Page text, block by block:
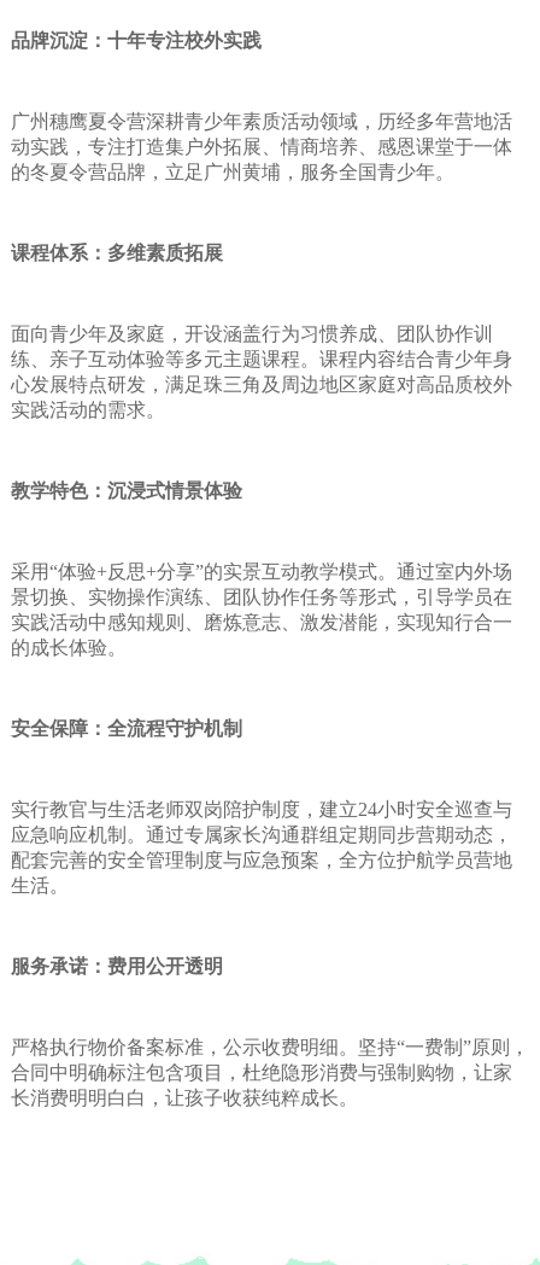
品牌沉淀：十年专注校外实践
广州穗鹰夏令营深耕青少年素质活动领域，历经多年营地活
动实践，专注打造集户外拓展、情商培养、感恩课堂于一体
的冬夏令营品牌，立足广州黄埔，服务全国青少年。
课程体系：多维素质拓展
面向青少年及家庭，开设涵盖行为习惯养成、团队协作训
练、亲子互动体验等多元主题课程。课程内容结合青少年身
心发展特点研发，满足珠三角及周边地区家庭对高品质校外
实践活动的需求。
教学特色：沉浸式情景体验
采用“体验+反思+分享”的实景互动教学模式。通过室内外场
景切换、实物操作演练、团队协作任务等形式，引导学员在
实践活动中感知规则、磨炼意志、激发潜能，实现知行合一
的成长体验。
安全保障：全流程守护机制
实行教官与生活老师双岗陪护制度，建立24小时安全巡查与
应急响应机制。通过专属家长沟通群组定期同步营期动态，
配套完善的安全管理制度与应急预案，全方位护航学员营地
生活。
服务承诺：费用公开透明
严格执行物价备案标准，公示收费明细。坚持“一费制”原则，
合同中明确标注包含项目，杜绝隐形消费与强制购物，让家
长消费明明白白，让孩子收获纯粹成长。